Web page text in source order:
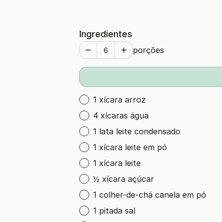
Ingredientes
porções
1 xícara arroz
4 xícaras água
1 lata leite condensado
1 xícara leite em pó
1 xícara leite
½ xícara açúcar
1 colher-de-chá canela em pó
1 pitada sal